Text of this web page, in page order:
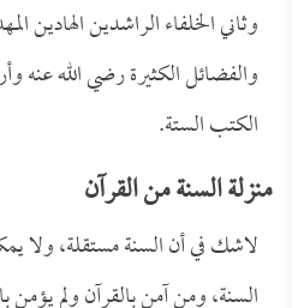
وثاني الخلفاء الراشدين الهادين
والفضائل الكثيرة رضي الله
الكتب الستة.
منزلة السنة من القرآن
لاشك في أن السنة مستقلة، ولا
السنة، ومن آمن بالقرآن ولم يؤمن